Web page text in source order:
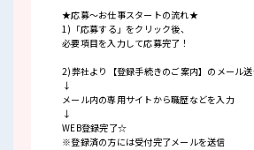
★応募～お仕事スタートの流れ★
1)「応募する」をクリック後、
必要項目を入力して応募完了！
2)弊社より【登録手続きのご案内】のメール
↓
メール内の専用サイトから職歴などを入力
↓
WEB登録完了☆
※登録済の方には受付完了メールを送信